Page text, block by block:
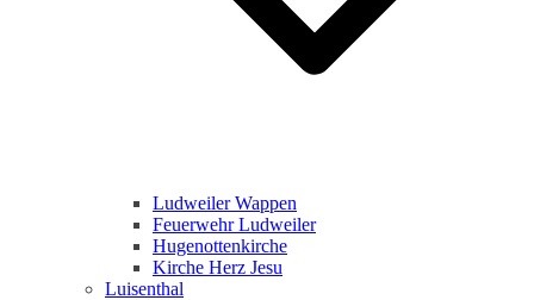
Ludweiler Wappen
Feuerwehr Ludweiler
Hugenottenkirche
Kirche Herz Jesu
Luisenthal